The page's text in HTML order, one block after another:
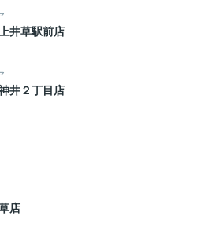
井草駅前店
井２丁目店
店